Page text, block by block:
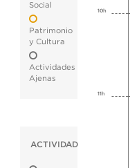
Social
Patrimonio
y Cultura
Actividades
Ajenas
ACTIVIDAD
10h
11h